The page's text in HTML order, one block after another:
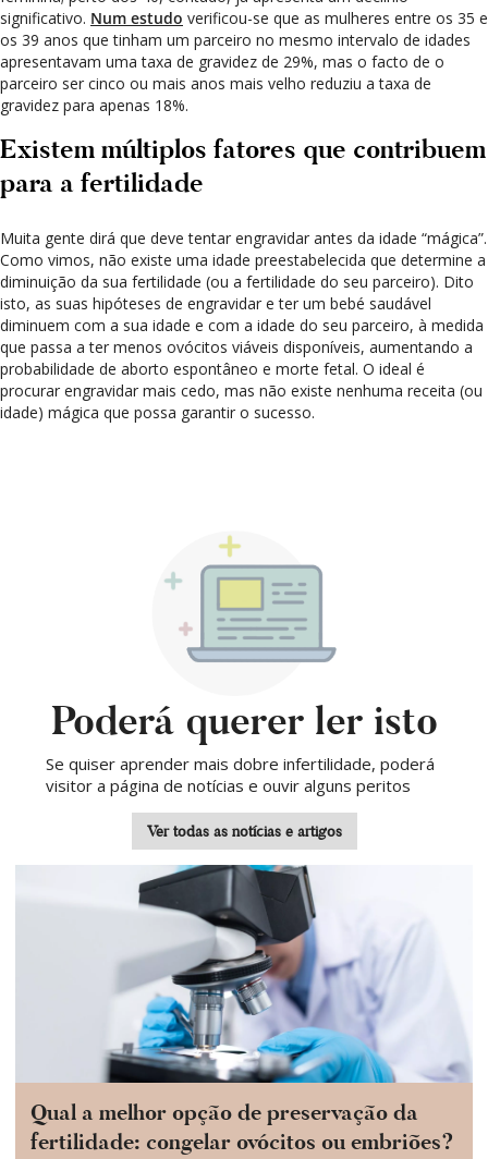
significativo. Num estudo verificou-se que as mulheres entre os 35 e
os 39 anos que tinham um parceiro no mesmo intervalo de idades
apresentavam uma taxa de gravidez de 29%, mas o facto de o
parceiro ser cinco ou mais anos mais velho reduziu a taxa de
gravidez para apenas 18%.
Existem múltiplos fatores que contribuem
para a fertilidade
Muita gente dirá que deve tentar engravidar antes da idade “mágica”.
Como vimos, não existe uma idade preestabelecida que determine a
diminuição da sua fertilidade (ou a fertilidade do seu parceiro). Dito
isto, as suas hipóteses de engravidar e ter um bebé saudável
diminuem com a sua idade e com a idade do seu parceiro, à medida
que passa a ter menos ovócitos viáveis disponíveis, aumentando a
probabilidade de aborto espontâneo e morte fetal. O ideal é
procurar engravidar mais cedo, mas não existe nenhuma receita (ou
idade) mágica que possa garantir o sucesso.
Poderá querer ler isto
Se quiser aprender mais dobre infertilidade, poderá
visitor a página de notícias e ouvir alguns peritos
Ver todas as notícias e artigos
Qual a melhor opção de preservação da
fertilidade: congelar ovócitos ou embriões?